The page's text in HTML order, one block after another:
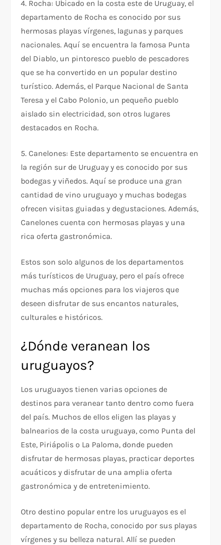
4. Rocha: Ubicado en la costa este de Uruguay, el
departamento de Rocha es conocido por sus
hermosas playas vírgenes, lagunas y parques
nacionales. Aquí se encuentra la famosa Punta
del Diablo, un pintoresco pueblo de pescadores
que se ha convertido en un popular destino
turístico. Además, el Parque Nacional de Santa
Teresa y el Cabo Polonio, un pequeño pueblo
aislado sin electricidad, son otros lugares
destacados en Rocha.
5. Canelones: Este departamento se encuentra en
la región sur de Uruguay y es conocido por sus
bodegas y viñedos. Aquí se produce una gran
cantidad de vino uruguayo y muchas bodegas
ofrecen visitas guiadas y degustaciones. Además,
Canelones cuenta con hermosas playas y una
rica oferta gastronómica.
Estos son solo algunos de los departamentos
más turísticos de Uruguay, pero el país ofrece
muchas más opciones para los viajeros que
deseen disfrutar de sus encantos naturales,
culturales e históricos.
¿Dónde veranean los
uruguayos?
Los uruguayos tienen varias opciones de
destinos para veranear tanto dentro como fuera
del país. Muchos de ellos eligen las playas y
balnearios de la costa uruguaya, como Punta del
Este, Piriápolis o La Paloma, donde pueden
disfrutar de hermosas playas, practicar deportes
acuáticos y disfrutar de una amplia oferta
gastronómica y de entretenimiento.
Otro destino popular entre los uruguayos es el
departamento de Rocha, conocido por sus playas
vírgenes y su belleza natural. Allí se pueden